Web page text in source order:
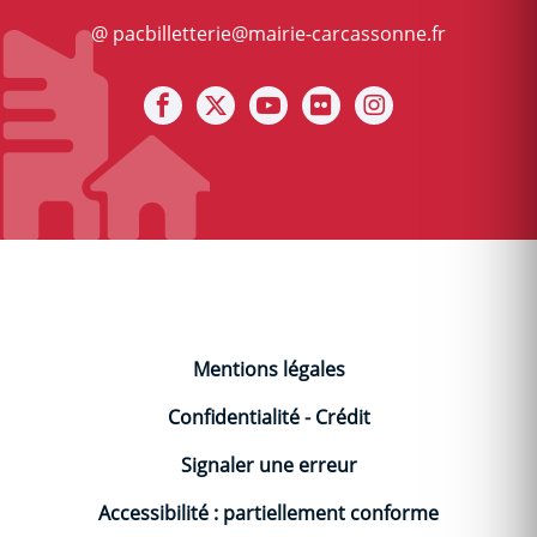
@ pacbilletterie@mairie-carcassonne.fr
Notre facebook
Notre X (ex Twitter)
Notre Chaine youtube
Notre photothèque
Mentions légales
Confidentialité-Crédit
Signaler une erreur
Accessibilité : partiellement conforme